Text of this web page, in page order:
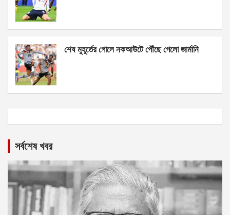
শেষ মুহূর্তের গোলে নকআউটে পৌঁছে গেলো জার্মানি
সর্বশেষ খবর